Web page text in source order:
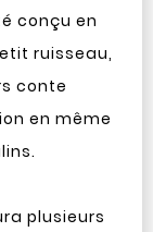
conçu en
ruisseau,
conte
en même
plusieurs